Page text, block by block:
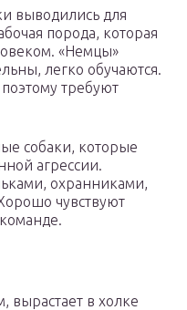
выводились для
порода, которая
«Немцы»
легко обучаются.
требуют
собаки, которые
агрессии.
охранниками,
чувствуют
вырастает в холке